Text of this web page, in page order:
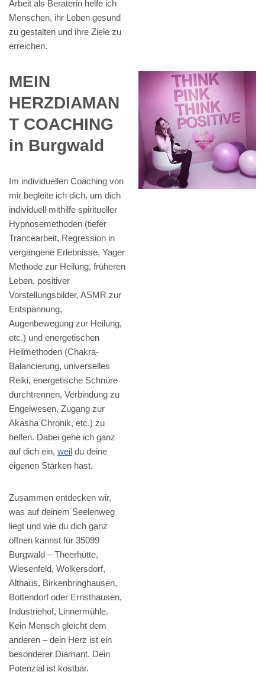
Arbeit als Beraterin helfe ich
Menschen, ihr Leben gesund
zu gestalten und ihre Ziele zu
erreichen.
MEIN
HERZDIAMAN
T COACHING
in Burgwald
Im individuellen Coaching von
mir begleite ich dich, um dich
individuell mithilfe spiritueller
Hypnosemethoden (tiefer
Trancearbeit, Regression in
vergangene Erlebnisse, Yager
Methode zur Heilung, früheren
Leben, positiver
Vorstellungsbilder, ASMR zur
Entspannung,
Augenbewegung zur Heilung,
etc.) und energetischen
Heilmethoden (Chakra-
Balancierung, universelles
Reiki, energetische Schnüre
durchtrennen, Verbindung zu
Engelwesen, Zugang zur
Akasha Chronik, etc.) zu
helfen. Dabei gehe ich ganz
auf dich ein, weil du deine
eigenen Stärken hast.
Zusammen entdecken wir,
was auf deinem Seelenweg
liegt und wie du dich ganz
öffnen kannst für 35099
Burgwald – Theerhütte,
Wiesenfeld, Wolkersdorf,
Althaus, Birkenbringhausen,
Bottendorf oder Ernsthausen,
Industriehof, Linnermühle.
Kein Mensch gleicht dem
anderen – dein Herz ist ein
besonderer Diamant. Dein
Potenzial ist kostbar.